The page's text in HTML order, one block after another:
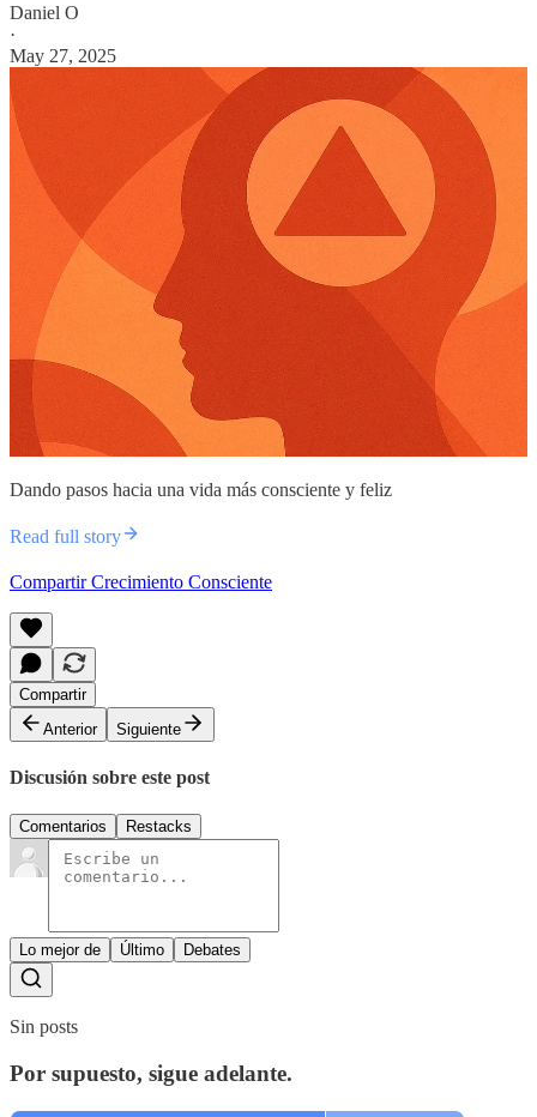
Daniel O
·
May 27, 2025
Dando pasos hacia una vida más consciente y feliz
Read full story
Compartir Crecimiento Consciente
Compartir
Anterior
Siguiente
Discusión sobre este post
Comentarios Restacks
Lo mejor de Último Debates
Sin posts
Por supuesto, sigue adelante.